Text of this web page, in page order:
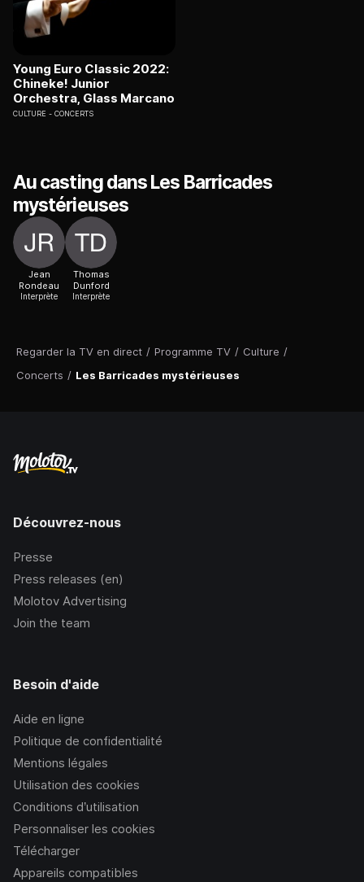
Regarder la TV en direct / Programme TV / Culture /
Concerts / Les Barricades mystérieuses
Young Euro Classic 2022:
Chineke! Junior
Orchestra, Glass Marcano
CULTURE CONCERTS
Au casting dans Les Barricades
mystérieuses
Jean
Rondeau
Interprète
Thomas
Dunford
Interprète
Découvrez-nous
Presse
Press releases (en)
Molotov Advertising
Join the team
Besoin d'aide
Aide en ligne
Politique de confidentialité
Mentions légales
Utilisation des cookies
Conditions d’utilisation
Personnaliser les cookies
Télécharger
Appareils compatibles